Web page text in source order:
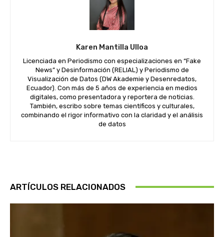
Karen Mantilla Ulloa
Licenciada en Periodismo con especializaciones en “Fake
News” y Desinformación (RELIAL) y Periodismo de
Visualización de Datos (DW Akademie y Desenredatos,
Ecuador). Con más de 5 años de experiencia en medios
digitales, como presentadora y reportera de noticias.
También, escribo sobre temas científicos y culturales,
combinando el rigor informativo con la claridad y el análisis
de datos
ARTÍCULOS RELACIONADOS